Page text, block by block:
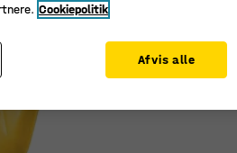
Cookiepolitik
Afvis alle